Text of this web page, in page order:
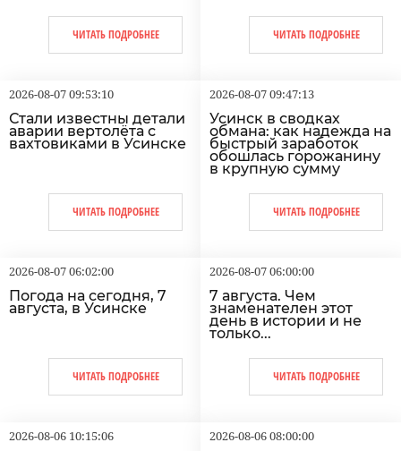
ЧИТАТЬ ПОДРОБНЕЕ ЧИТАТЬ ПОДРОБНЕЕ
2026-08-07 09:53:10
Стали известны детали
аварии вертолёта с
вахтовиками в Усинске
ЧИТАТЬ ПОДРОБНЕЕ
2026-08-07 09:47:13
Усинск в сводках
обмана: как надежда на
быстрый заработок
обошлась горожанину
в крупную сумму
ЧИТАТЬ ПОДРОБНЕЕ
2026-08-07 06:02:00
Погода на сегодня, 7
августа, в Усинске
ЧИТАТЬ ПОДРОБНЕЕ
2026-08-07 06:00:00
7 августа. Чем
знаменателен этот
день в истории и не
только...
ЧИТАТЬ ПОДРОБНЕЕ
2026-08-06 10:15:06 2026-08-06 08:00:00